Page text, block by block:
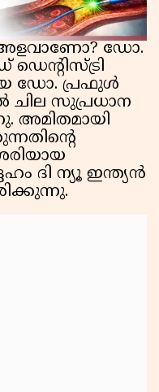
ഡോ.
ഡോ. പ്രഫുൾ
ചില സുപ്രധാന
അമിതമായി
ദി ന്യൂ ഇന്ത്യൻ